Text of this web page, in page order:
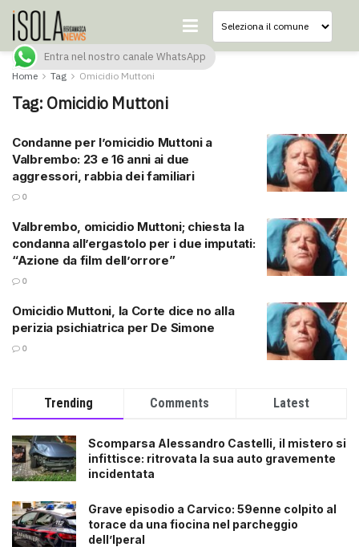
Home Tag Omicidio Muttoni
Tag: Omicidio Muttoni
Condanne per l’omicidio Muttoni a
Valbrembo: 23 e 16 anni ai due
aggressori, rabbia dei familiari
0
Valbrembo, omicidio Muttoni; chiesta la
condanna all’ergastolo per i due imputati:
“Azione da film dell’orrore”
0
Omicidio Muttoni, la Corte dice no alla
perizia psichiatrica per De Simone
0
Trending Comments Latest
Scomparsa Alessandro Castelli, il mistero si
infittisce: ritrovata la sua auto gravemente
incidentata
Grave episodio a Carvico: 59enne colpito al
torace da una fiocina nel parcheggio
dell’Iperal
Entra nel nostro canale WhatsApp